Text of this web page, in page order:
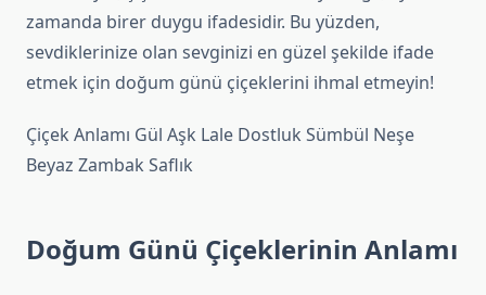
zamanda birer duygu ifadesidir. Bu yüzden,
sevdiklerinize olan sevginizi en güzel şekilde ifade
etmek için doğum günü çiçeklerini ihmal etmeyin!
Çiçek Anlamı Gül Aşk Lale Dostluk Sümbül Neşe
Beyaz Zambak Saflık
Doğum Günü Çiçeklerinin Anlamı